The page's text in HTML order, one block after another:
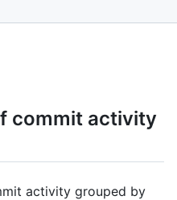
commit activity
activity grouped by